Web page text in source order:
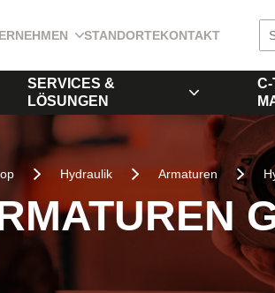
STANDORTEKONTAKT
SERVICES &
LÖSUNGEN
Hydraulik Armaturen